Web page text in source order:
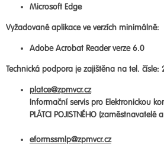
Microsoft Edge
Vyžadované aplikace ve verzích minimálně:
Adobe Acrobat Reader verze 6.0
Technická podpora je zajištěna na tel. čísle:
platce@zpmvcr.cz
Informační servis pro Elektronickou
PLÁTCI POJISTNÉHO (zaměstnavatelé
eformssmlp@zpmvcr.cz